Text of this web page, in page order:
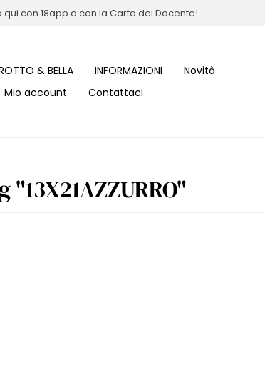
qui con 18app o con la Carta del Docente!
& BELLA INFORMAZIONI
Novità
Mio account
Contattaci